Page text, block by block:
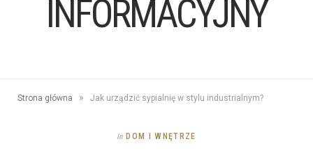
Strona główna » Jak urządzić sypialnię w stylu industrialnym?
In DOM I WNĘTRZE